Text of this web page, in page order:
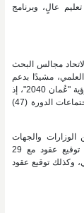
منه حتى الآن 5 مؤسسات تعليم عالٍ، وبرنامج
لاتحاد مجالس البحث
مشيدًا بدعم
سلطنة عُمان لمبادرات الاتحاد، وتوافق الجهود مع مستهدفات رؤية "عُمان 2040"، إذ
تزامنت أعمال الملتقى هذا العام مع استضافة سلطنة عُمان لاجتماعات الدورة (47)
والجهات
الحكومية لدعم مشروعات البحوث الاستراتيجية، إضافة إلى توقيع عقود مع 29
وكذلك توقيع عقود